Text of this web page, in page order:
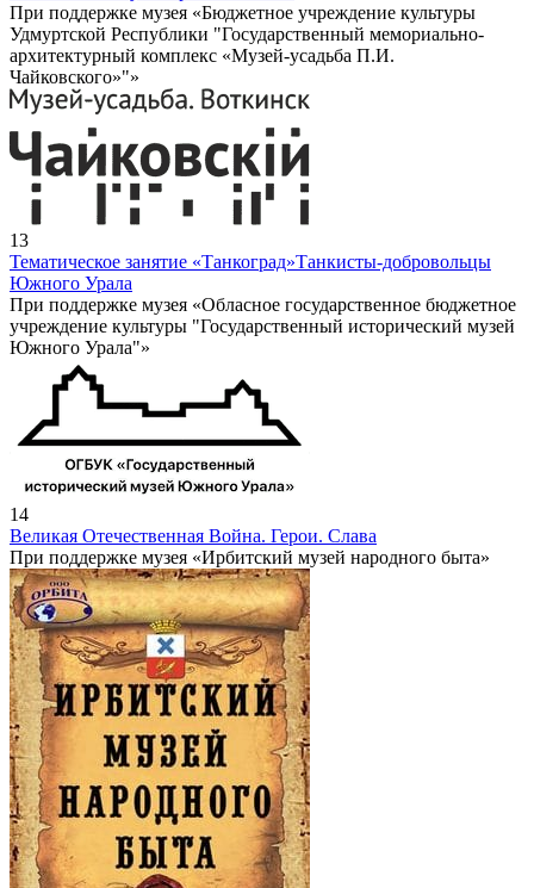
При поддержке музея «Бюджетное учреждение культуры
Удмуртской Республики "Государственный мемориально-
архитектурный комплекс «Музей-усадьба П.И.
Чайковского»"»
13
Тематическое занятие «Танкоград»Танкисты-добровольцы
Южного Урала
При поддержке музея «Обласное государственное бюджетное
учреждение культуры "Государственный исторический музей
Южного Урала"»
14
Великая Отечественная Война. Герои. Слава
При поддержке музея «Ирбитский музей народного быта»